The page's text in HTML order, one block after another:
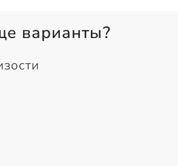
варианты?